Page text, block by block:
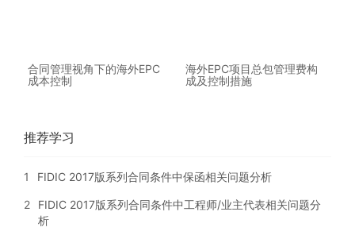
合同管理视角下的海外EPC
成本控制
海外EPC项目总包管理费构
成及控制措施
推荐学习
1 FIDIC 2017版系列合同条件中保函相关问题分析
2
FIDIC 2017版系列合同条件中工程师/业主代表相关问题分
析